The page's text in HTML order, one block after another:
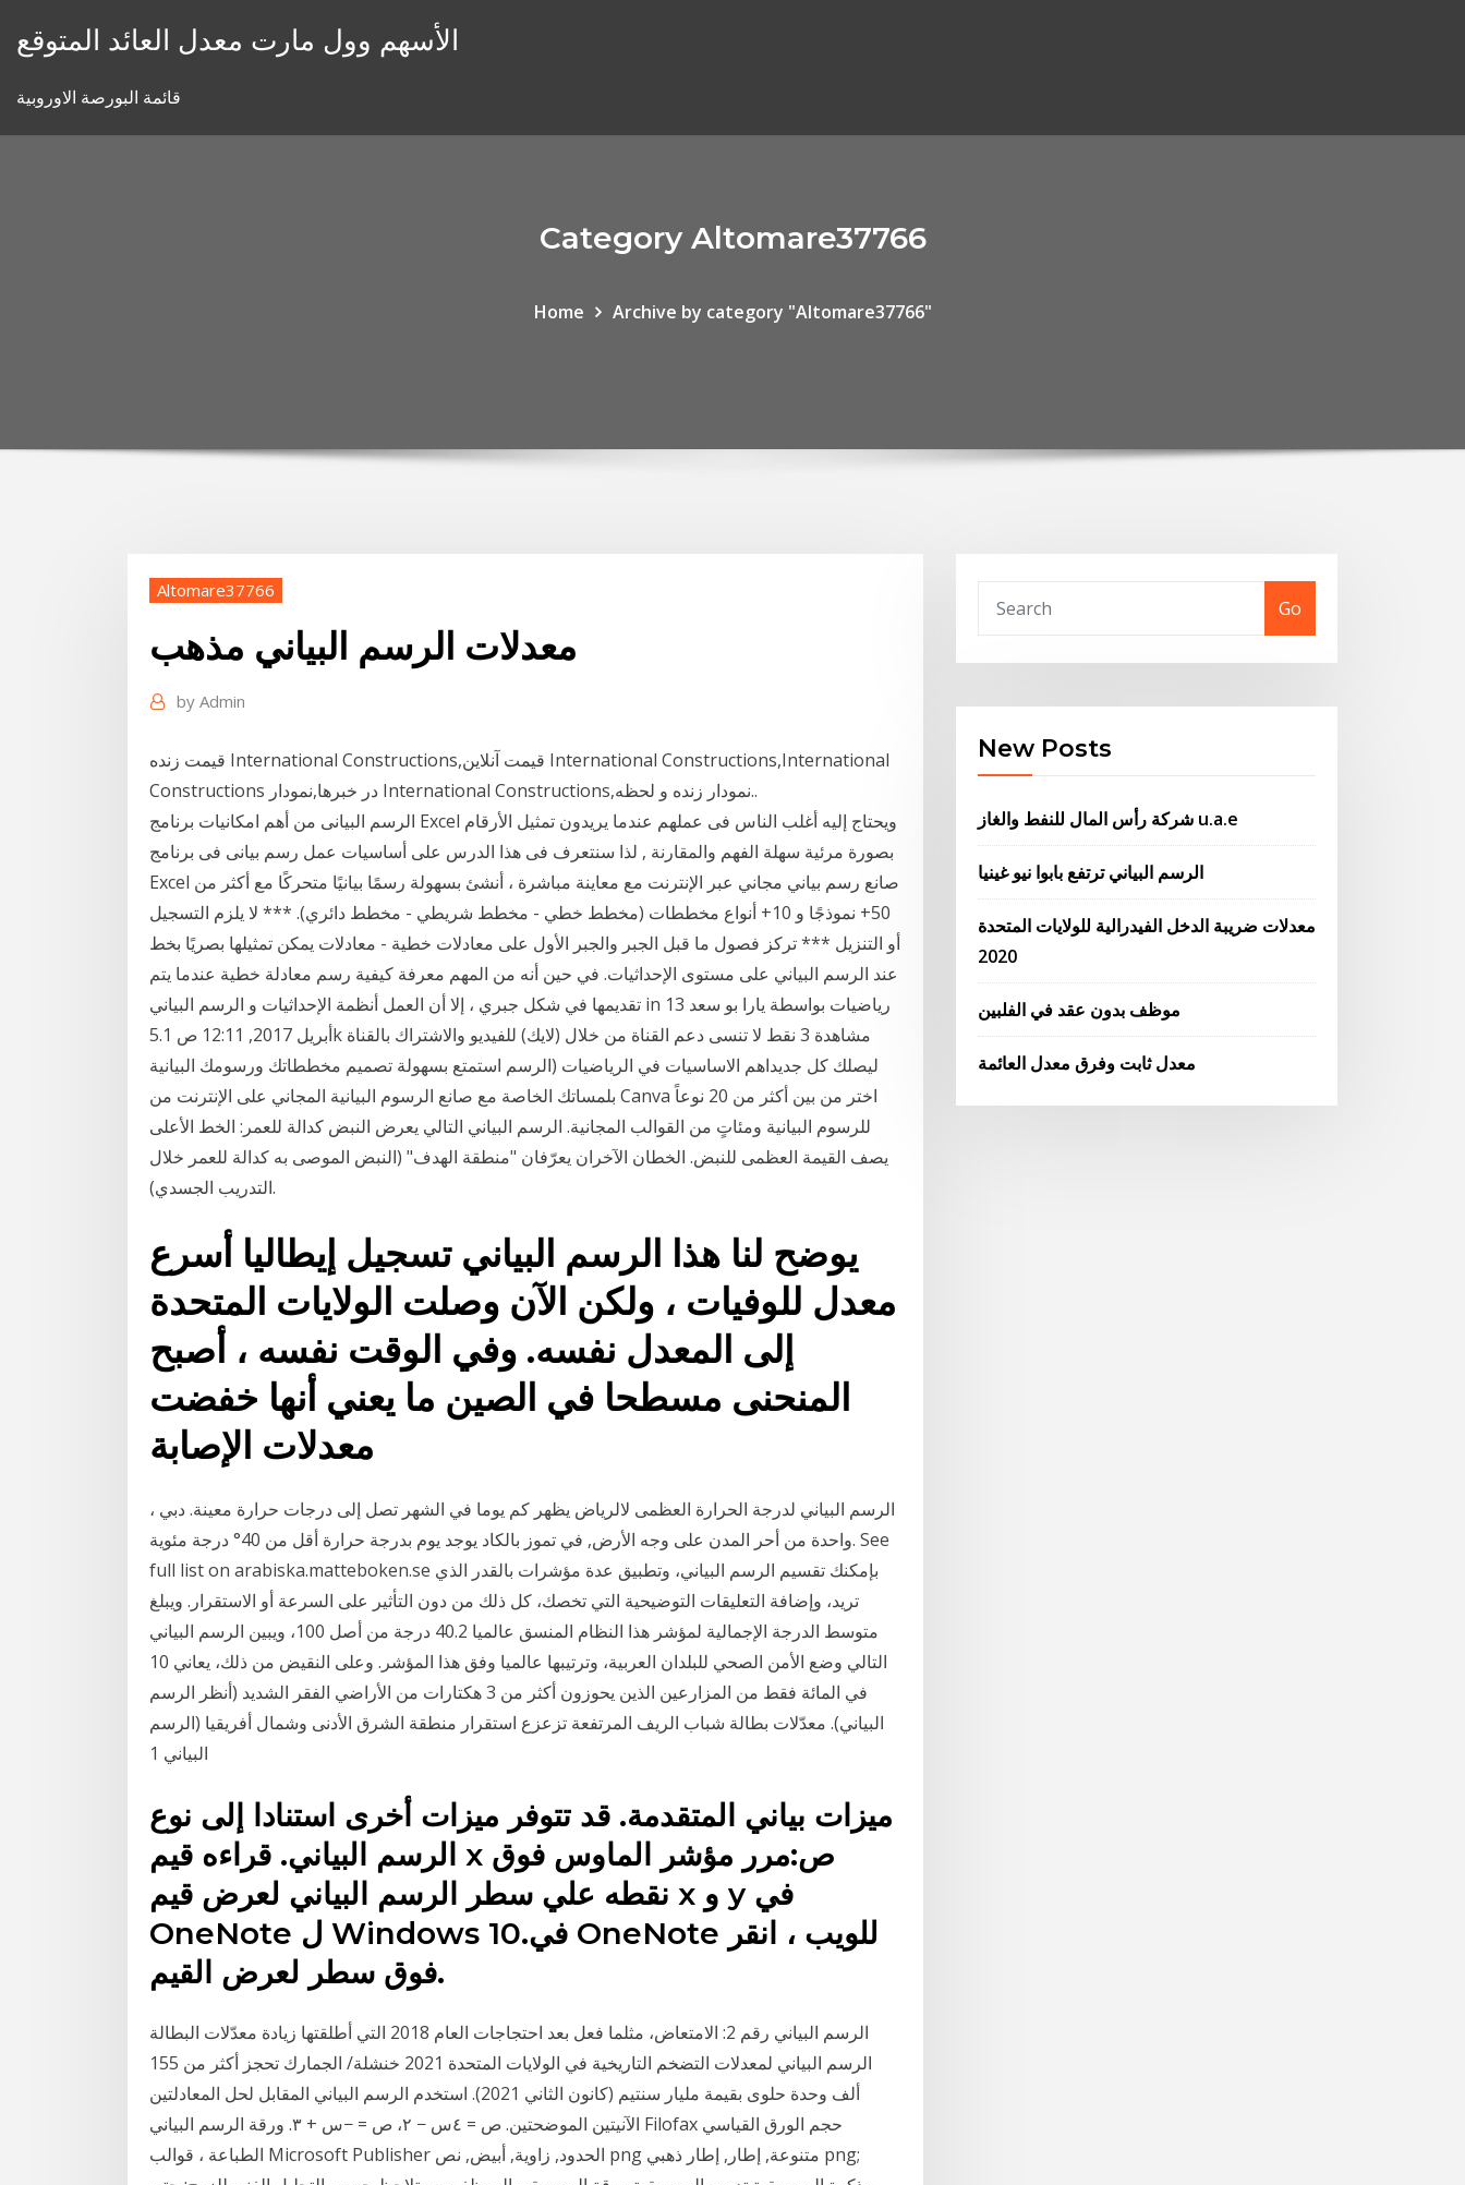
الأسهم وول مارت معدل العائد المتوقع
قائمة البورصة الاوروبية
Category Altomare37766
Home Archive by category "Altomare37766"
Altomare37766
معدلات الرسم البياني مذهب
by Admin
قیمت زنده International Constructions,قیمت آنلاین International Constructions,International
Constructions در خبرها,نمودار International Constructions,نمودار زنده و لحظه..
الرسم البيانى من أهم امكانيات برنامج Excel ويحتاج إليه أغلب الناس فى عملهم عندما يريدون تمثيل الأرقام
بصورة مرئية سهلة الفهم والمقارنة , لذا سنتعرف فى هذا الدرس على أساسيات عمل رسم بيانى فى برنامج
Excel صانع رسم بياني مجاني عبر الإنترنت مع معاينة مباشرة ، أنشئ بسهولة رسمًا بيانيًا متحركًا مع أكثر من
50+ نموذجًا و 10+ أنواع مخططات (مخطط خطي - مخطط شريطي - مخطط دائري). *** لا يلزم التسجيل
أو التنزيل *** تركز فصول ما قبل الجبر والجبر الأول على معادلات خطية - معادلات يمكن تمثيلها بصريًا بخط
عند الرسم البياني على مستوى الإحداثيات. في حين أنه من المهم معرفة كيفية رسم معادلة خطية عندما يتم
تقديمها في شكل جبري ، إلا أن العمل أنظمة الإحداثيات و الرسم البياني in رياضيات بواسطة يارا بو سعد 13
أبريل 2017, 12:11 ص 5.1k مشاهدة 3 نقط لا تنسى دعم القناة من خلال (لايك) للفيديو والاشتراك بالقناة
ليصلك كل جديداهم الاساسيات في الرياضيات (الرسم استمتع بسهولة تصميم مخططاتك ورسومك البيانية
بلمساتك الخاصة مع صانع الرسوم البيانية المجاني على الإنترنت من Canva اختر من بين أكثر من 20 نوعاً
للرسوم البيانية ومئاتٍ من القوالب المجانية. الرسم البياني التالي يعرض النبض كدالة للعمر: الخط الأعلى
يصف القيمة العظمى للنبض. الخطان الآخران يعرّفان "منطقة الهدف" (النبض الموصى به كدالة للعمر خلال
التدريب الجسدي).
يوضح لنا هذا الرسم البياني تسجيل إيطاليا أسرع
معدل للوفيات ، ولكن الآن وصلت الولايات المتحدة
إلى المعدل نفسه. وفي الوقت نفسه ، أصبح
المنحنى مسطحا في الصين ما يعني أنها خفضت
معدلات الإصابة
الرسم البياني لدرجة الحرارة العظمى لالرياض يظهر كم يوما في الشهر تصل إلى درجات حرارة معينة. دبي ،
واحدة من أحر المدن على وجه الأرض, في تموز بالكاد يوجد يوم بدرجة حرارة أقل من 40° درجة مئوية. See
full list on arabiska.matteboken.se بإمكنك تقسيم الرسم البياني، وتطبيق عدة مؤشرات بالقدر الذي
تريد، وإضافة التعليقات التوضيحية التي تخصك، كل ذلك من دون التأثير على السرعة أو الاستقرار. ويبلغ
متوسط الدرجة الإجمالية لمؤشر هذا النظام المنسق عالميا 40.2 درجة من أصل 100، ويبين الرسم البياني
التالي وضع الأمن الصحي للبلدان العربية، وترتيبها عالميا وفق هذا المؤشر. وعلى النقيض من ذلك، يعاني 10
في المائة فقط من المزارعين الذين يحوزون أكثر من 3 هكتارات من الأراضي الفقر الشديد (أنظر الرسم
البياني). معدّلات بطالة شباب الريف المرتفعة تزعزع استقرار منطقة الشرق الأدنى وشمال أفريقيا (الرسم
البياني 1
ميزات بياني المتقدمة. قد تتوفر ميزات أخرى استنادا إلى نوع
الرسم البياني. قراءه قيم x ص:مرر مؤشر الماوس فوق
نقطه علي سطر الرسم البياني لعرض قيم x و y في
OneNote ل Windows 10.في OneNote للويب ، انقر
فوق سطر لعرض القيم.
الرسم البياني رقم 2: الامتعاض، مثلما فعل بعد احتجاجات العام 2018 التي أطلقتها زيادة معدّلات البطالة
الرسم البياني لمعدلات التضخم التاريخية في الولايات المتحدة 2021 خنشلة/ الجمارك تحجز أكثر من 155
ألف وحدة حلوى بقيمة مليار سنتيم (كانون الثاني 2021). استخدم الرسم البياني المقابل لحل المعادلتين
الآنيتين الموضحتين. ص = ٤س − ٢، ص = −س + ٣. ورقة الرسم البياني Filofax حجم الورق القياسي
الطباعة ، قوالب Microsoft Publisher الحدود, زاوية, أبيض, نص png متنوعة, إطار, إطار ذهبي png;
Go
New Posts
شركة رأس المال للنفط والغاز u.a.e
الرسم البياني ترتفع بابوا نيو غينيا
معدلات ضريبة الدخل الفيدرالية للولايات المتحدة
2020
موظف بدون عقد في الفلبين
معدل ثابت وفرق معدل العائمة